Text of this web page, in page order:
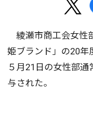
綾瀬市商工会女性
姫ブランド」の20年
５月21日の女性部
与された。